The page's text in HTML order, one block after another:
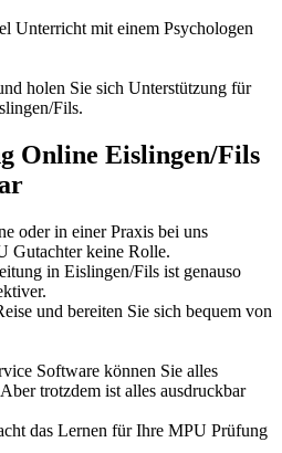
Unterricht mit einem Psychologen
holen Sie sich Unterstützung für
Fils.
Online Eislingen/Fils
oder in einer Praxis bei uns
Gutachter keine Rolle.
in Eislingen/Fils ist genauso
und bereiten Sie sich bequem von
Software können Sie alles
trotzdem ist alles ausdruckbar
das Lernen für Ihre MPU Prüfung